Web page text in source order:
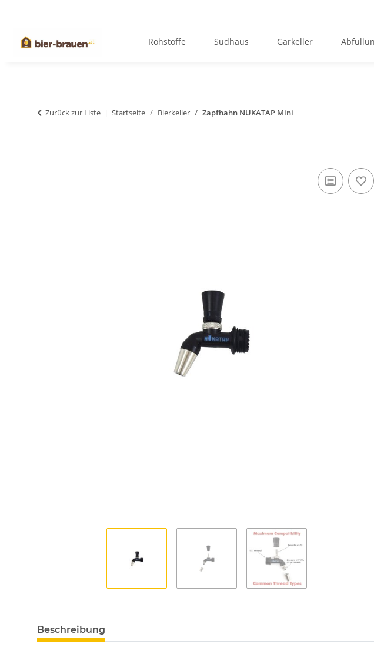
Rohstoffe Sudhaus Gärkeller
Zurück zur Liste Startseite Bierkeller Zapfhahn NUKATAP Mini
Beschreibung